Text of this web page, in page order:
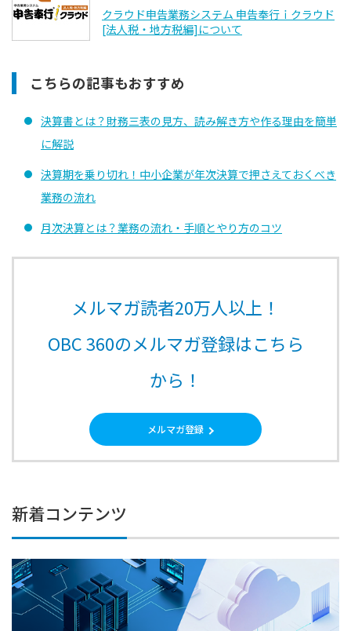
クラウド申告業務システム 申告奉行ｉクラウド
[法人税・地方税編]について
こちらの記事もおすすめ
決算書とは？財務三表の見方、読み解き方や作る理由を簡単
に解説
決算期を乗り切れ！中小企業が年次決算で押さえておくべき
業務の流れ
月次決算とは？業務の流れ・⼿順とやり⽅のコツ
メルマガ読者20万人以上！
OBC 360のメルマガ登録はこちら
から！
メルマガ登録
新着コンテンツ